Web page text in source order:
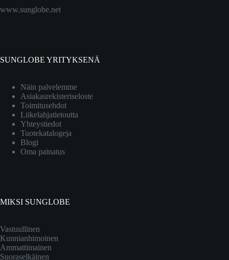
www.sunglobe.net
SUNGLOBE YRITYKSENÄ
Näin palvelemme
Asiakasrekisteriseloste
Toimitusehdot
Liikelahjatietoutta
Yhteystiedot
Tuotekatalogeja
Blogi
Oma painatus
MIKSI SUNGLOBE
Vastuullinen
Kunnianhimoinen
Ammattimainen
Suoraselkäinen